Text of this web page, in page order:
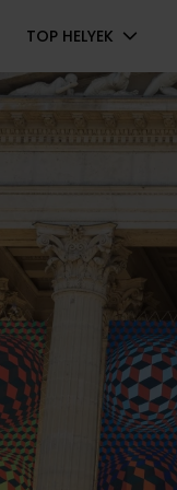
TOP HELYEK